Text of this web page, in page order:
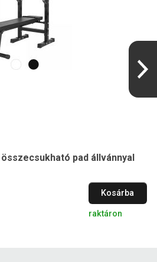
pad állvánnyal
Kosárba
raktáron